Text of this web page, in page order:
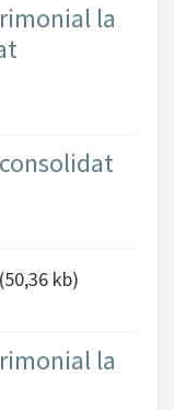
la
(50,36 kb)
la